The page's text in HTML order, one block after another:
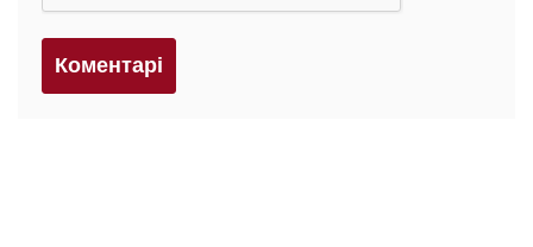
Коментарi